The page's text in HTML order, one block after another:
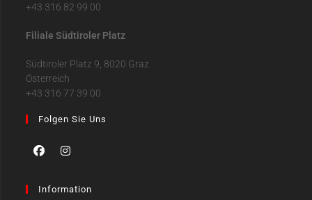
+43 316 82 99 00
Filiale Südtiroler Platz
Südtiroler Platz 9, 8020 Graz
Österreich
+43 316 77 39 00
Folgen Sie Uns
Information